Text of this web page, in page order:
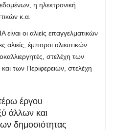
η ηλεκτρονική
κ.α.
οι αλιείς επαγγελματικών
αλιείς, έμποροι αλιευτικών
στελέχη των
των Περιφερειών, στελέχη
έργου
άλλων και
δημοσιότητας